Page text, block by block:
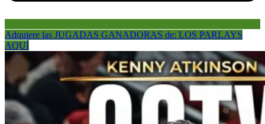
Adquiere las JUGADAS GANADORAS de: LOS PARLAYS
AQUÍ